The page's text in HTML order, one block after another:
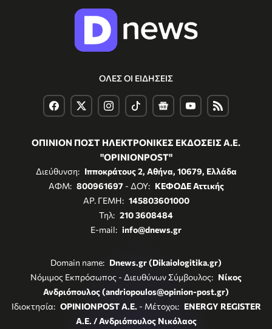
ΟΛΕΣ ΟΙ ΕΙΔΗΣΕΙΣ
ΟΠΙΝΙΟΝ ΠΟΣΤ ΗΛΕΚΤΡΟΝΙΚΕΣ ΕΚΔΟΣΕΙΣ Α.Ε.
"OPINIONPOST"
Διεύθυνση: Ιπποκράτους 2, Αθήνα, 10679, Ελλάδα
ΑΦΜ: 800961697- ΔΟΥ: ΚΕΦΟΔΕ Αττικής
ΑΡ. ΓΕΜΗ: 145803601000
Τηλ: 210 3608484
E-mail: info@dnews.gr
Domain name: Dnews.gr (Dikaiologitika.gr)
Νόμιμος Εκπρόσωπος - Διευθύνων Σύμβουλος: Νίκος
Ανδριόπουλος (andriopoulos@opinion-post.gr)
Ιδιοκτησία: OPINIONPOST A.E. - Μέτοχοι: ENERGY REGISTER
Α.Ε. / Ανδριόπουλος Νικόλαος